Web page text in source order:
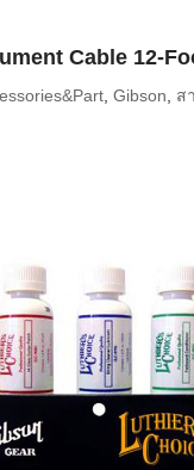
Cable 12-
, Gibson, ส